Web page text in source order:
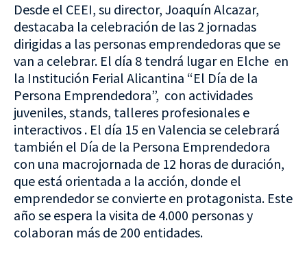
Desde el CEEI, su director, Joaquín Alcazar,
destacaba la celebración de las 2 jornadas
dirigidas a las personas emprendedoras que se
van a celebrar. El día 8 tendrá lugar en Elche en
la Institución Ferial Alicantina “El Día de la
Persona Emprendedora”, con actividades
juveniles, stands, talleres profesionales e
interactivos . El día 15 en Valencia se celebrará
también el Día de la Persona Emprendedora
con una macrojornada de 12 horas de duración,
que está orientada a la acción, donde el
emprendedor se convierte en protagonista. Este
año se espera la visita de 4.000 personas y
colaboran más de 200 entidades.